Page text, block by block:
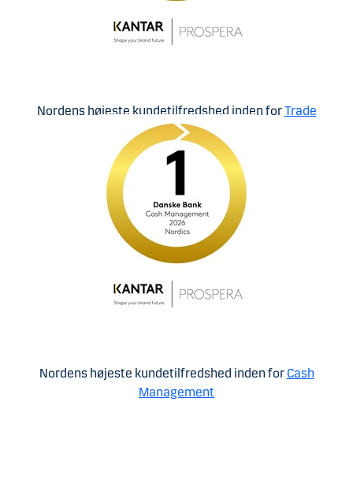
Nordens højeste kundetilfredshed inden forTrade
Finance
Nordens højeste kundetilfredshed inden for Cash
Management